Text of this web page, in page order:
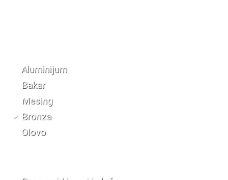
Aluminijum
Bakar
Mesing
Bronza
Olovo